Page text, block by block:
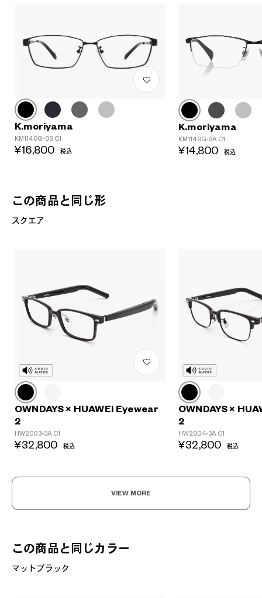
K.moriyama
KM1140G-0S C1
¥16,800 税込
K.moriyama
KM1149G-3A C1
¥14,800 税込
この商品と同じ形
スクエア
OWNDAYS × HUAWEI Eyewear
2
HW2003-3A C1
¥32,800 税込
OWNDAYS ×
2
HW2004-3A C1
¥32,800 税込
VIEW MORE
この商品と同じカラー
マットブラック